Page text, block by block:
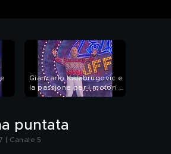
Giancarlo Kalabrugovic e
la passione per i motori a
Zelig Off 2007
puntata
| Canale 5